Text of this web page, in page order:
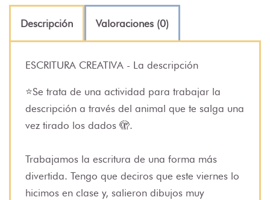
Descripción Valoraciones (0)
ESCRITURA CREATIVA - La descripción
⭐️Se trata de una actividad para trabajar la
descripción a través del animal que te salga una
vez tirado los dados 🫣.
Trabajamos la escritura de una forma más
divertida. Tengo que deciros que este viernes lo
hicimos en clase y, salieron dibujos muy